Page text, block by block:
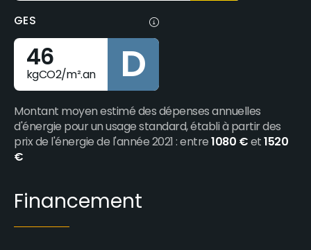
GES
46
kgCO2/m².an D
Montant moyen estimé des dépenses annuelles
d'énergie pour un usage standard, établi à partir des
prix de l'énergie de l'année 2021 : entre1080 €et1520
€
Financement